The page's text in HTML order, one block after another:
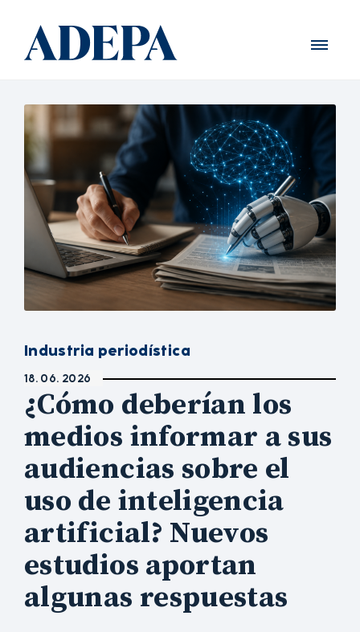
Industria periodística
18. 06. 2026
¿Cómo deberían los
medios informar a sus
audiencias sobre el
uso de inteligencia
artificial? Nuevos
estudios aportan
algunas respuestas